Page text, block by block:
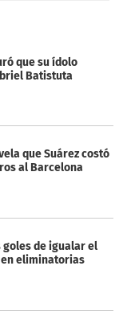
que su ídolo
Batistuta
que Suárez costó
al Barcelona
goles de igualar el
eliminatorias